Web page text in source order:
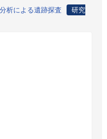
析による遺跡探査
研究